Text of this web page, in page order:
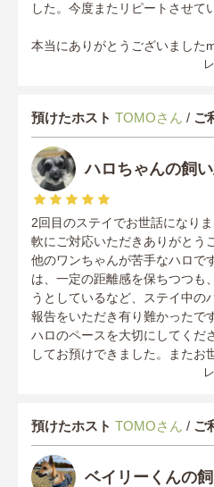
した。今度またリピートさせて
本当にありがとうございました
預けたホスト TOMOさん / ご
ハロちゃんの飼
2回目のステイでお世話になり
軟にご対応いただきありがとう
他のワンちゃんが苦手なハロで
は、一定の距離感を保ちつつも
うとしているなど、ステイ中の
報告をいただき有り難かったで
ハロのペースを大切にしてくだ
してお預けできました。またお
預けたホスト TOMOさん / ご
ベイリーくんの